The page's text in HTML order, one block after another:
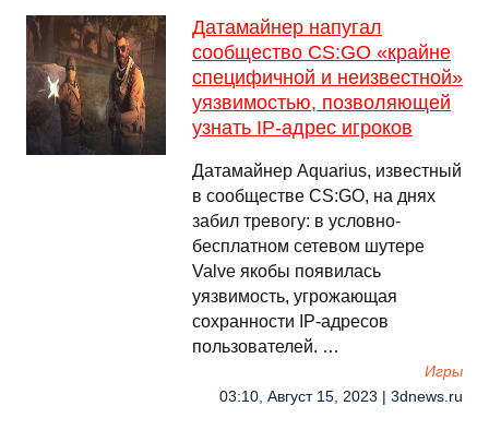
Датамайнер напугал
сообщество CS:GO «крайне
специфичной и неизвестной»
уязвимостью, позволяющей
узнать IP-адрес игроков
Датамайнер Aquarius, известный
в сообществе CS:GO, на днях
забил тревогу: в условно-
бесплатном сетевом шутере
Valve якобы появилась
уязвимость, угрожающая
сохранности IP-адресов
пользователей. …
Игры
03:10, Август 15, 2023 | 3dnews.ru